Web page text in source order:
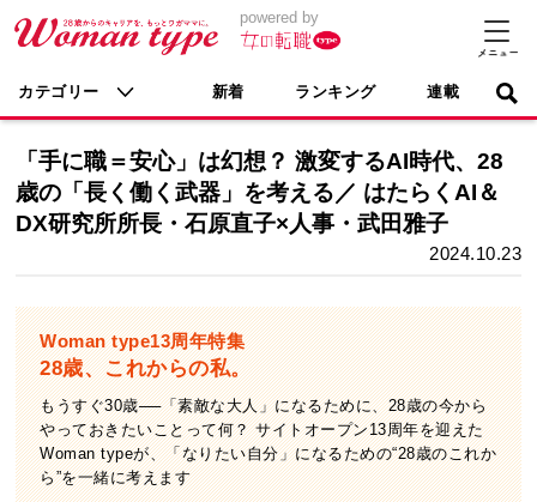
powered by
カテゴリー 新着 ランキング 連載
「手に職＝安心」は幻想？ 激変するAI時代、28
歳の「長く働く武器」を考える／ はたらくAI＆
DX研究所所長・石原直子×人事・武田雅子
2024.10.23
Woman type13周年特集
28歳、これからの私。
もうすぐ30歳──「素敵な大人」になるために、28歳の今から
やっておきたいことって何？ サイトオープン13周年を迎えた
Woman typeが、「なりたい自分」になるための“28歳のこれか
ら”を一緒に考えます